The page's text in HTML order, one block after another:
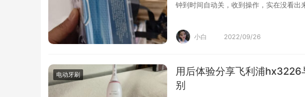
钟到时间自动关，收到操作，实在没看
小白 2022/09/26
电动牙刷
用后体验分享飞利浦
别